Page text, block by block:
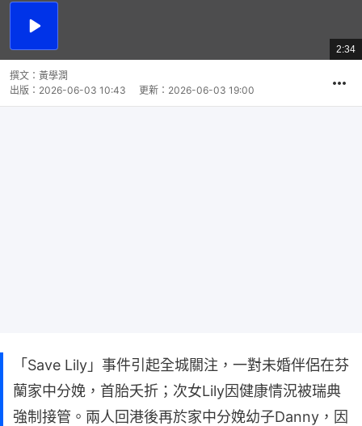
播
總
共
2:34
撰文： 黃學潤
出版： 2026-06-03 10:43 更新： 2026-06-03 19:00
「Save Lily」事件引起全城關注，一對未婚伴侶在芬
蘭家中分娩，首胎夭折；次女Lily因健康情況被瑞典
強制接管。兩人回港後再於家中分娩幼子Danny，因